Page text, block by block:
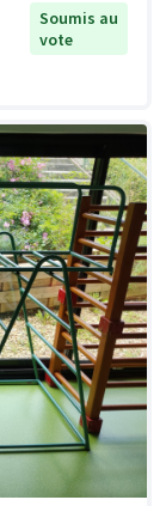
Soumis au
vote